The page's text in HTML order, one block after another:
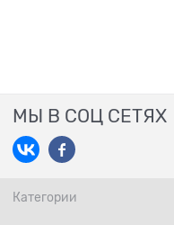
МЫ В СОЦ СЕТЯХ
Категории